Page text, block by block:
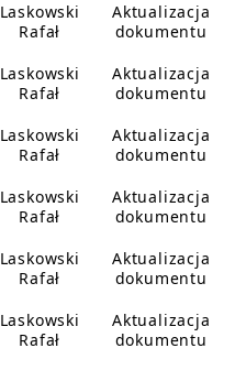
Laskowski
Rafał
Aktualizacja
dokumentu
Laskowski
Rafał
Aktualizacja
dokumentu
Laskowski
Rafał
Aktualizacja
dokumentu
Laskowski
Rafał
Aktualizacja
dokumentu
Laskowski
Rafał
Aktualizacja
dokumentu
Laskowski
Rafał
Aktualizacja
dokumentu